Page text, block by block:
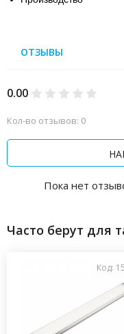
ОТЗЫВЫ
0.00
Кол-во отзывов: 0
Пока нет
Часто берут для
Код: